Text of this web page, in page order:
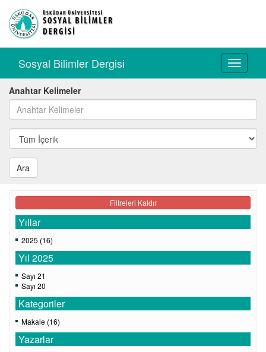
Toggle
Sosyal Bilimler Dergisi
Anahtar Kelimeler
Ara
Filtreleri Kaldır
Yıllar
2025 (16)
Yıl 2025
Sayı 21
Sayı 20
Kategoriler
Makale (16)
Yazarlar